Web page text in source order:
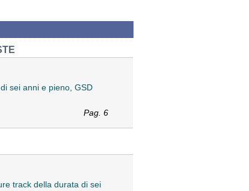
sei anni e pieno, GSD
Pag. 6
track della durata di sei